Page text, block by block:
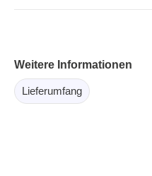
Weitere Informationen
Lieferumfang